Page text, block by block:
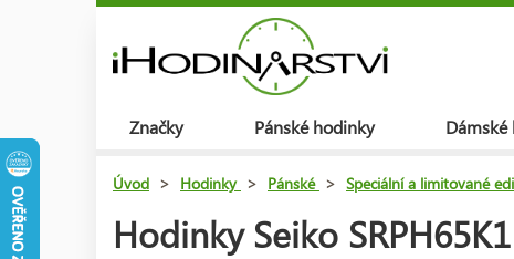
Značky Pánské hodinky
Úvod > Hodinky > Pánské > Speciální a limitované
Hodinky Seiko